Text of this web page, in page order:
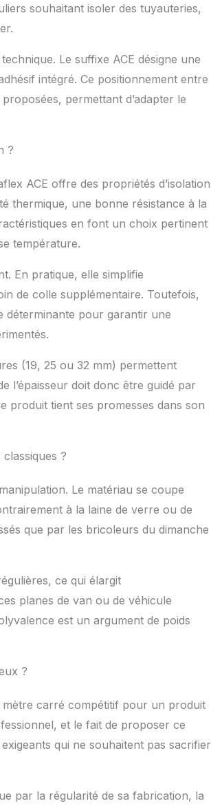
souhaitant isoler des tuyauteries,
Le suffixe ACE désigne une
intégré. Ce positionnement entre
permettant d’adapter le
?
ACE offre des propriétés d’isolation
thermique, une bonne résistance à la
en font un choix pertinent
température.
En pratique, elle simplifie
de colle supplémentaire. Toutefois,
déterminante pour garantir une
(19, 25 ou 32 mm) permettent
l’épaisseur doit donc être guidé par
produit tient ses promesses dans son
?
Le matériau se coupe
à la laine de verre ou de
que par les bricoleurs du dimanche
ce qui élargit
planes de van ou de véhicule
est un argument de poids
?
mètre carré compétitif pour un produit
et le fait de proposer ce
qui ne souhaitent pas sacrifier
par la régularité de sa fabrication, la